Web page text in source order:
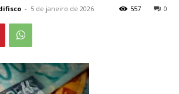
- 5 de janeiro de 2026 0
557